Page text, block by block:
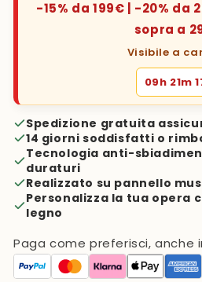
-15% da 199€ | -20% da
sopra a
Visibile a
09h 21m
Spedizione gratuita
14 giorni soddisfatti o
Tecnologia anti-
duraturi
Realizzato su pannello
Personalizza la tua opera
legno
Paga come preferisci, anche